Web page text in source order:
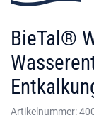
BieTal®
Artikelnummer: